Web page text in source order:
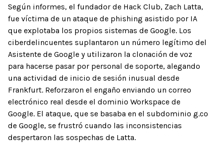
Según informes, el fundador de Hack Club, Zach Latta,
fue víctima de un ataque de phishing asistido por IA
que explotaba los propios sistemas de Google. Los
ciberdelincuentes suplantaron un número legítimo del
Asistente de Google y utilizaron la clonación de voz
para hacerse pasar por personal de soporte, alegando
una actividad de inicio de sesión inusual desde
Frankfurt. Reforzaron el engaño enviando un correo
electrónico real desde el dominio Workspace de
Google. El ataque, que se basaba en el subdominio g.co
de Google, se frustró cuando las inconsistencias
despertaron las sospechas de Latta.